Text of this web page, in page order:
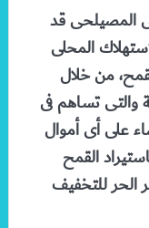
المصيلحى قد
المحلى
من خلال
والتى تساهم فى
على أى أموال
القمح
الحر للتخفيف